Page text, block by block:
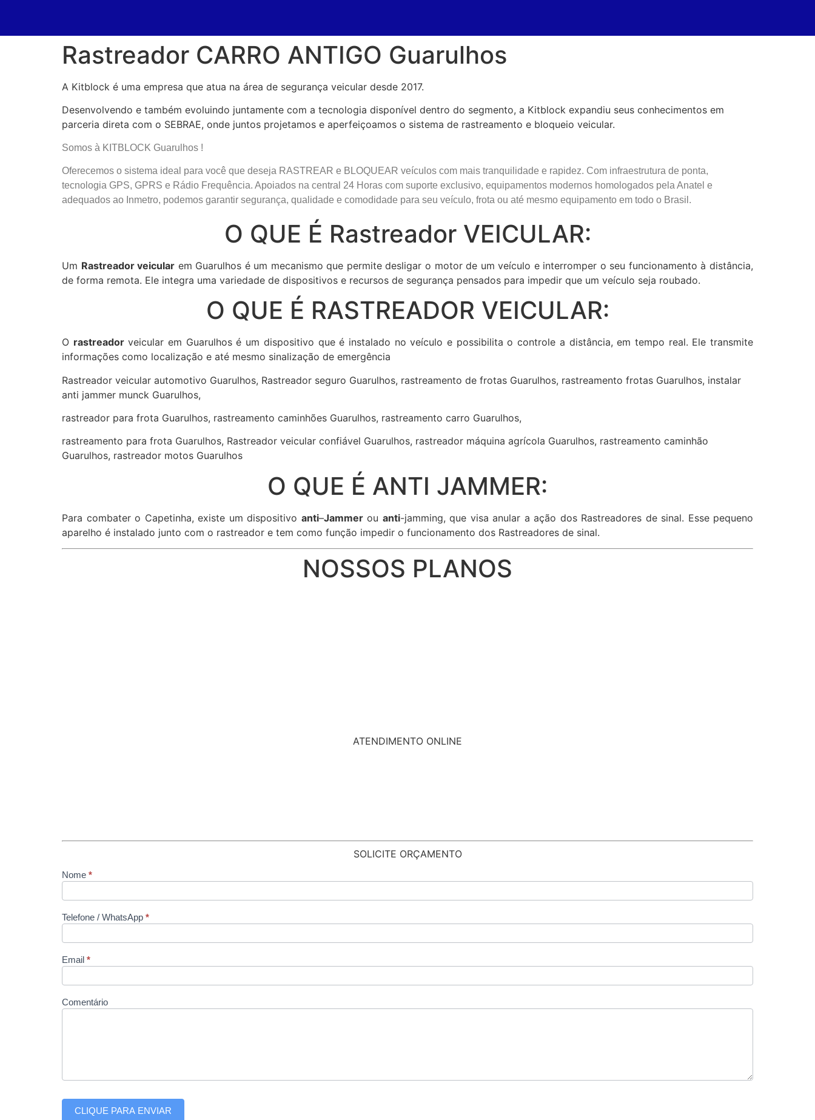
Rastreador CARRO ANTIGO Guarulhos
A Kitblock é uma empresa que atua na área de segurança veicular desde 2017.
Desenvolvendo e também evoluindo juntamente com a tecnologia disponível dentro do segmento, a Kitblock expandiu seus conhecimentos em
parceria direta com o SEBRAE, onde juntos projetamos e aperfeiçoamos o sistema de rastreamento e bloqueio veicular.
Somos à KITBLOCK Guarulhos !
Oferecemos o sistema ideal para você que deseja RASTREAR e BLOQUEAR veículos com mais tranquilidade e rapidez. Com infraestrutura de ponta,
tecnologia GPS, GPRS e Rádio Frequência. Apoiados na central 24 Horas com suporte exclusivo, equipamentos modernos homologados pela Anatel e
adequados ao Inmetro, podemos garantir segurança, qualidade e comodidade para seu veículo, frota ou até mesmo equipamento em todo o Brasil.
O QUE É Rastreador VEICULAR:
Um Rastreador veicular em Guarulhos é um mecanismo que permite desligar o motor de um veículo e interromper o seu funcionamento à distância,
de forma remota. Ele integra uma variedade de dispositivos e recursos de segurança pensados para impedir que um veículo seja roubado.
O QUE É RASTREADOR VEICULAR:
O rastreadorveicular em Guarulhos é um dispositivo que é instalado no veículo e possibilita o controle a distância, em tempo real. Ele transmite
informações como localização e até mesmo sinalização de emergência
Rastreador veicular automotivo Guarulhos, Rastreador seguro Guarulhos, rastreamento de frotas Guarulhos, rastreamento frotas Guarulhos, instalar
anti jammer munck Guarulhos,
rastreador para frota Guarulhos, rastreamento caminhões Guarulhos, rastreamento carro Guarulhos,
rastreamento para frota Guarulhos, Rastreador veicular confiável Guarulhos, rastreador máquina agrícola Guarulhos, rastreamento caminhão
Guarulhos, rastreador motos Guarulhos
O QUE É ANTI JAMMER:
Para combater o Capetinha, existe um dispositivo anti–Jammerou anti-jamming, que visa anular a ação dos Rastreadores de sinal. Esse pequeno
aparelho é instalado junto com o rastreador e tem como função impedir o funcionamento dos Rastreadores de sinal.
NOSSOS PLANOS
ATENDIMENTO ONLINE
SOLICITE ORÇAMENTO
contato
Nome *
Telefone / WhatsApp *
Email *
Comentário
CLIQUE PARA ENVIAR